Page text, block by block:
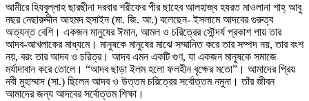
আমীরে হিযবুল্লাহ ছারছীনা দরবার শরীফের পীর ছাহেব আলহাজ্ব হযরত মাওলানা শাহ্ আবু
নছর নেছারুদ্দীন আহমদ হুসাইন (মা. জি. আ.) বলেছেন- ইসলামে আদবের গুরুত্ব
অত্যন্ত বেশি। একজন মানুষের ঈমান, আমল ও চরিত্রের সৌন্দর্য প্রকাশ পায় তার
আদব-আখলাকের মাধ্যমে। মানুষকে মানুষের মাঝে সম্মানিত করে তার সম্পদ নয়, তার বংশ
নয়, বরং তার আদব ও চরিত্র। আদব এমন একটি গুণ, যা একজন মানুষকে সমাজে
মর্যাদাবান করে তোলে। “আদব ছাড়া ইলম হলো ফলহীন বৃক্ষের মতো”। আমাদের প্রিয়
নবী মুহাম্মাদ (সা.) ছিলেন আদব ও উত্তম চরিত্রের সর্বোত্তম নমুনা। তাঁর জীবন
আমাদের জন্য আদবের সর্বোত্তম শিক্ষা।